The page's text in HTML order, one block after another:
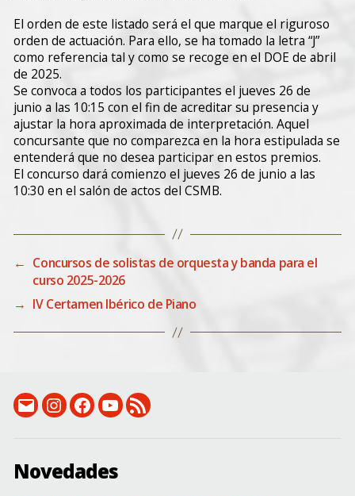
El orden de este listado será el que marque el riguroso
orden de actuación. Para ello, se ha tomado la letra “J”
como referencia tal y como se recoge en el DOE de abril
de 2025.
Se convoca a todos los participantes el jueves 26 de
junio a las 10:15 con el fin de acreditar su presencia y
ajustar la hora aproximada de interpretación. Aquel
concursante que no comparezca en la hora estipulada se
entenderá que no desea participar en estos premios.
El concurso dará comienzo el jueves 26 de junio a las
10:30 en el salón de actos del CSMB.
← Concursos de solistas de orquesta y banda para el
curso 2025-2026
→ IV Certamen Ibérico de Piano
email:Instagram:
Facebook:
CanalRSS
Novedades